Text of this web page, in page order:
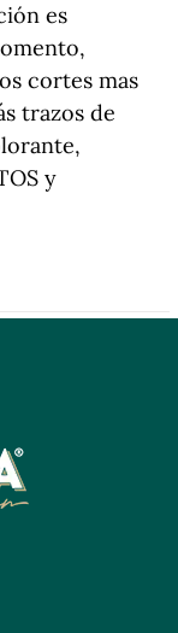
es
cortes mas
trazos de
y